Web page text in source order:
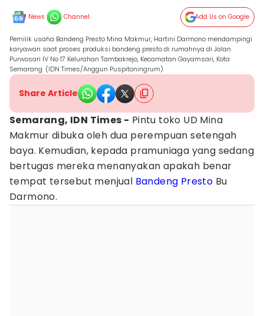
News Channel Add Us on Google
Pemilik usaha Bandeng Presto Mina Makmur, Hartini Darmono mendampingi
karyawan saat proses produksi bandeng presto di rumahnya di Jalan
Purwosari IV No 17 Kelurahan Tambakrejo, Kecamatan Gayamsari, Kota
Semarang. (IDN Times/Anggun Puspitoningrum)
Share Article
Semarang, IDN Times - Pintu toko UD Mina
Makmur dibuka oleh dua perempuan setengah
baya. Kemudian, kepada pramuniaga yang sedang
bertugas mereka menanyakan apakah benar
tempat tersebut menjual Bandeng Presto Bu
Darmono.